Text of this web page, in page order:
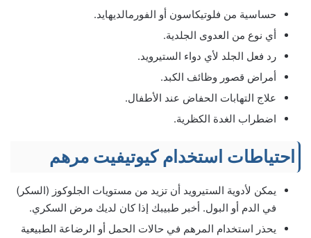
حساسية من فلوتيكاسون أو الفورمالديهايد.
أي نوع من العدوى الجلدية.
رد فعل الجلد لأي دواء الستيرويد.
أمراض قصور وظائف الكبد.
علاج التهابات الحفاض عند الأطفال.
اضطراب الغدة الكظرية.
احتياطات استخدام كيوتيفيت مرهم
يمكن لأدوية الستيرويد أن تزيد من مستويات الجلوكوز (السكر)
في الدم أو البول. أخبر طبيبك إذا كان لديك مرض السكري.
يحذر استخدام المرهم في حالات الحمل أو الرضاعة الطبيعية